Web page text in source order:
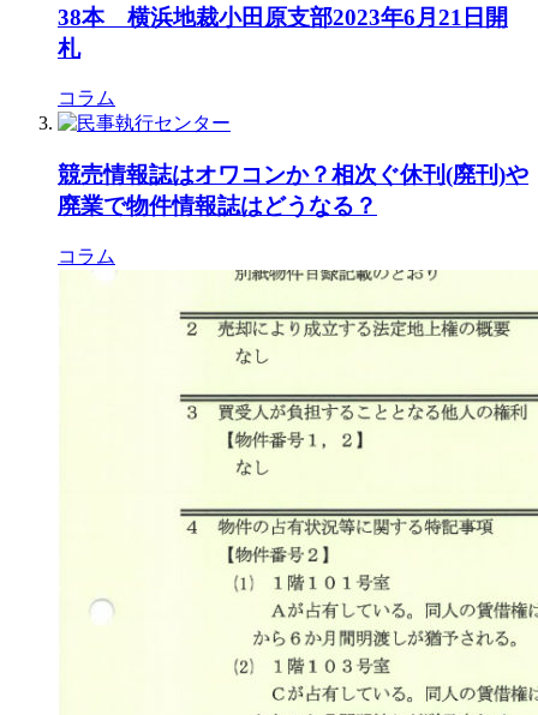
38本 横浜地裁小田原支部2023年6月21日開
札
コラム
競売情報誌はオワコンか？相次ぐ休刊(廃刊)や
廃業で物件情報誌はどうなる？
コラム